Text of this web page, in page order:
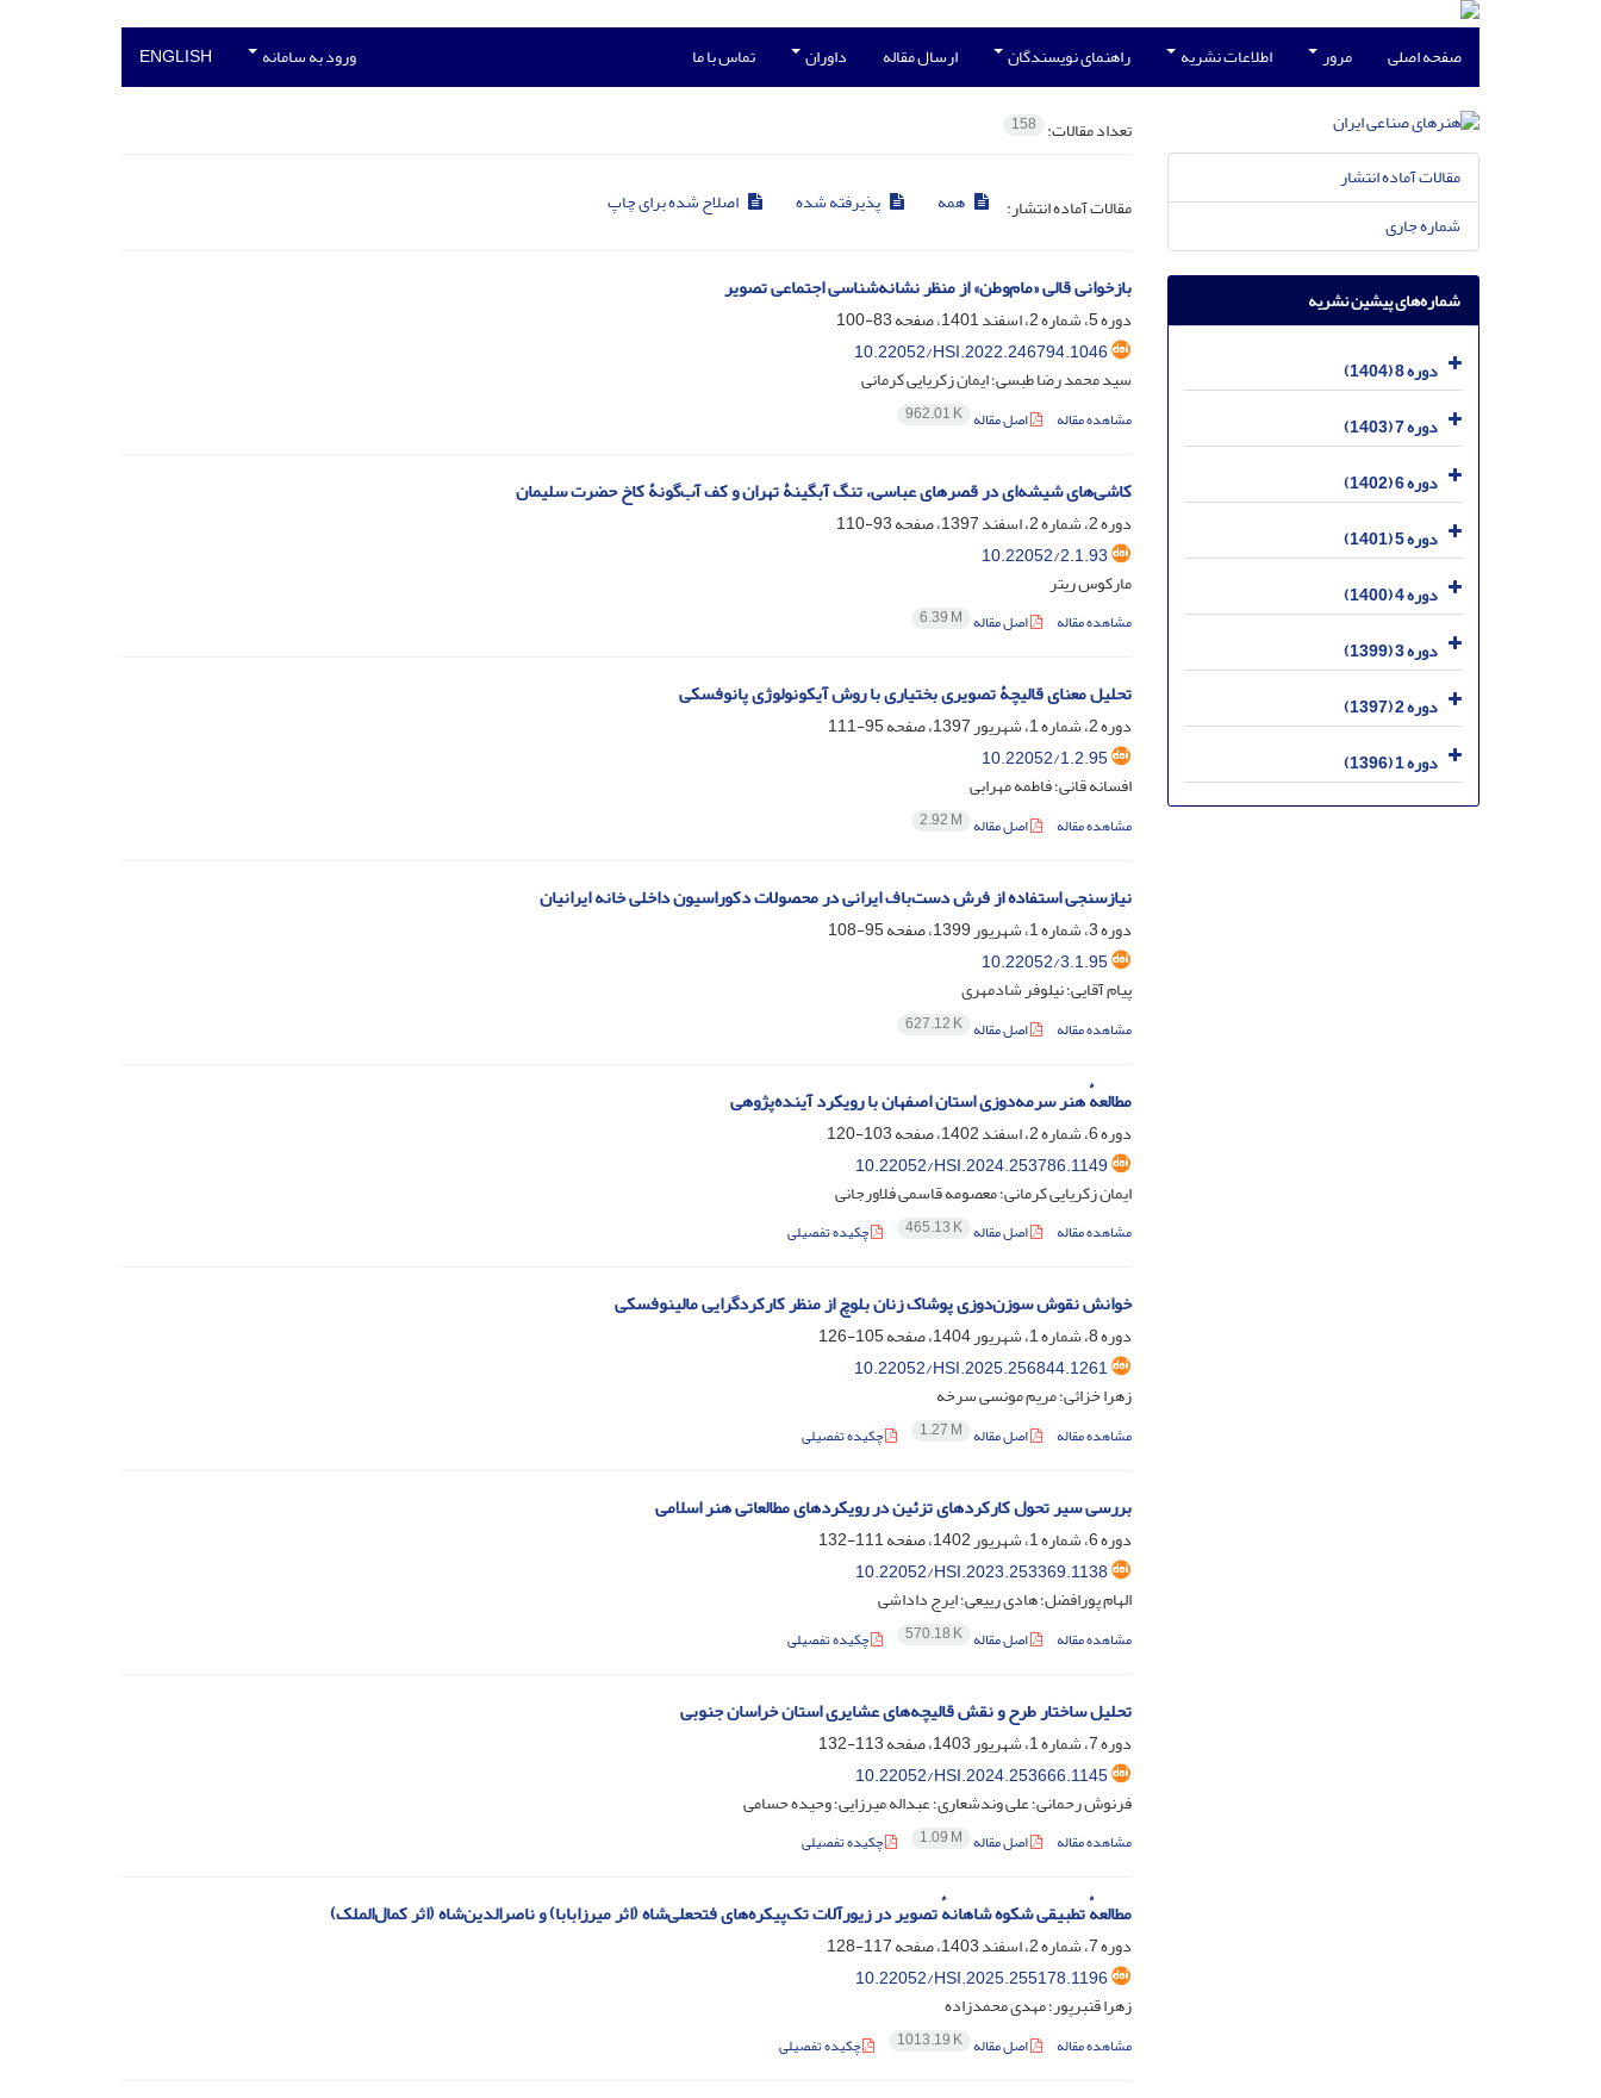
صفحه اصلی مرور اطلاعات نشریه راهنمای نویسندگان ارسال مقاله داوران تماس با ما ورود به سامانه ENGLISH
تعداد مقالات: 158
مقالات آماده انتشار: همه پذیرفته شده اصلاح شده برای چاپ
بازخوانی قالی «مام‌وطن» از منظر نشانه‌شناسی اجتماعی تصویر
دوره 5، شماره 2، اسفند 1401، صفحه
83-100
10.22052/HSI.2022.246794.1046
سید محمد رضا طبسی؛ ایمان زکریایی کرمانی
مشاهده مقاله اصل مقاله 962.01 K
کاشی‌های شیشه‌ای در قصرهای عباسی، تنگ آبگینۀ تهران و کف آب‌گونۀ کاخ حضرت سلیمان
دوره 2، شماره 2، اسفند 1397، صفحه
93-110
10.22052/2.1.93
مارکوس ریتر
مشاهده مقاله اصل مقاله 6.39 M
تحلیل معنای قالیچۀ تصویری بختیاری با روش آیکونولوژی پانوفسکی
دوره 2، شماره 1، شهریور 1397، صفحه
95-111
10.22052/1.2.95
افسانه قانی؛ فاطمه مهرابی
مشاهده مقاله اصل مقاله 2.92 M
نیازسنجی استفاده از فرش دست‌باف ایرانی در محصولات دکوراسیون داخلی خانه ایرانیان
دوره 3، شماره 1، شهریور 1399، صفحه
95-108
10.22052/3.1.95
پیام آقایی؛ نیلوفر شادمهری
مشاهده مقاله اصل مقاله 627.12 K
مطالعهٔ هنر سرمه‌دوزی استان اصفهان با رویکرد آینده‌پژوهی
دوره 6، شماره 2، اسفند 1402، صفحه
103-120
10.22052/HSI.2024.253786.1149
ایمان زکریایی کرمانی؛ معصومه قاسمی فلاورجانی
مشاهده مقاله اصل مقاله 465.13 K چکیده تفصیلی
خوانش نقوش سوزن‌دوزی پوشاک زنان بلوچ از منظر کارکردگرایی مالینوفسکی
دوره 8، شماره 1، شهریور 1404، صفحه
105-126
10.22052/HSI.2025.256844.1261
زهرا خزائی؛ مریم مونسی سرخه
مشاهده مقاله اصل مقاله 1.27 M چکیده تفصیلی
بررسی سیر تحول کارکردهای تزئین در رویکردهای مطالعاتی هنر اسلامی‏
دوره 6، شماره 1، شهریور 1402، صفحه
111-132
10.22052/HSI.2023.253369.1138
الهام پورافضل؛ هادی رییعی؛ ایرج داداشی
مشاهده مقاله اصل مقاله 570.18 K چکیده تفصیلی
تحلیل ساختار طرح و نقش قالیچه‌‌های عشایری استان خراسان جنوبی
دوره 7، شماره 1، شهریور 1403، صفحه
113-132
10.22052/HSI.2024.253666.1145
فرنوش رحمانی؛ علی وندشعاری؛ عبداله میرزایی؛ وحیده حسامی
مشاهده مقاله اصل مقاله 1.09 M چکیده تفصیلی
مطالعهٔ تطبیقی شکوه شاهانهٔ تصویر در زیورآلات تک‌پیکره‌های فتحعلی‌شاه (اثر میرزابابا) و ناصرالدین‌شاه (اثر کمال‌الملک)‏
دوره 7، شماره 2، اسفند 1403، صفحه
117-128
10.22052/HSI.2025.255178.1196
زهرا قنبرپور؛ مهدی محمدزاده
مشاهده مقاله اصل مقاله 1013.19 K چکیده تفصیلی
مقالات آماده انتشار
شماره جاری
شماره‌های پیشین نشریه
دوره 8 (1404)
دوره 7 (1403)
دوره 6 (1402)
دوره 5 (1401)
دوره 4 (1400)
دوره 3 (1399)
دوره 2 (1397)
دوره 1 (1396)